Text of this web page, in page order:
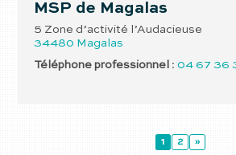
MSP de Magalas
5 Zone d’activité l’Audacieuse
34480 Magalas
Téléphone professionnel : 04 67 36
1 2 »